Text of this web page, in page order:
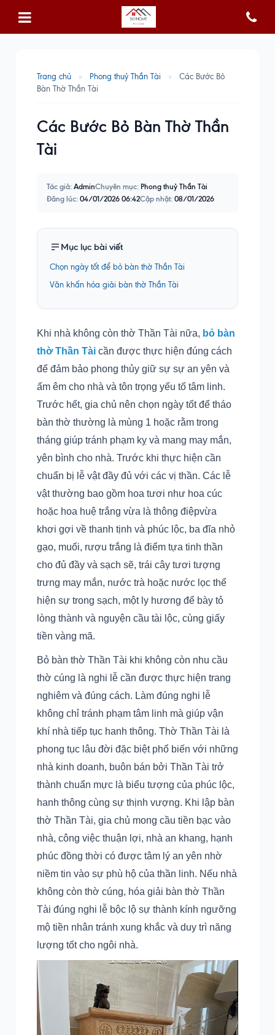
Trang chủ » Phong thuỷ Thần Tài »
Các Bước Bỏ
Bàn Thờ Thần Tài
Các Bước Bỏ Bàn Thờ Thần
Tài
Tác giả: AdminChuyên mục: Phong thuỷ Thần Tài
Đăng lúc: 04/01/2026 06:42Cập nhật: 08/01/2026
Mục lục bài viết
Chọn ngày tốt để bỏ bàn thờ Thần Tài
Văn khấn hóa giải bàn thờ Thần Tài
Khi nhà không còn thờ Thần Tài nữa, bỏ bàn
thờ Thần Tài cần được thực hiện đúng cách
để đảm bảo phong thủy giữ sự sự an yên và
ấm êm cho nhà và tôn trọng yếu tố tâm linh.
Trước hết, gia chủ nên chọn ngày tốt để tháo
bàn thờ thường là mùng 1 hoặc rằm trong
tháng giúp tránh phạm kỵ và mang may mắn,
yên bình cho nhà. Trước khi thực hiện cần
chuẩn bị lễ vật đầy đủ với các vị thần. Các lễ
vật thường bao gồm hoa tươi như hoa cúc
hoặc hoa huệ trắng vừa là thông điệpvừa
khơi gợi về thanh tịnh và phúc lộc, ba đĩa nhỏ
gạo, muối, rượu trắng là điểm tựa tinh thần
cho đủ đầy và sạch sẽ, trái cây tươi tượng
trưng may mắn, nước trà hoặc nước lọc thể
hiện sự trong sạch, một ly hương để bày tỏ
lòng thành và nguyện cầu tài lộc, cùng giấy
tiền vàng mã.
Bỏ bàn thờ Thần Tài khi không còn nhu cầu
thờ cúng là nghi lễ cần được thực hiện trang
nghiêm và đúng cách. Làm đúng nghi lễ
không chỉ tránh phạm tâm linh mà giúp vận
khí nhà tiếp tục hanh thông. Thờ Thần Tài là
phong tục lâu đời đặc biệt phổ biến với những
nhà kinh doanh, buôn bán bởi Thần Tài trở
thành chuẩn mực là biểu tượng của phúc lộc,
hanh thông cùng sự thịnh vượng. Khi lập bàn
thờ Thần Tài, gia chủ mong cầu tiền bạc vào
nhà, công việc thuận lợi, nhà an khang, hạnh
phúc đồng thời có được tâm lý an yên nhờ
niềm tin vào sự phù hộ của thần linh. Nếu nhà
không còn thờ cúng, hóa giải bàn thờ Thần
Tài đúng nghi lễ bộc lộ sự thành kính ngưỡng
mộ tiền nhân tránh xung khắc và duy trì năng
lượng tốt cho ngôi nhà.